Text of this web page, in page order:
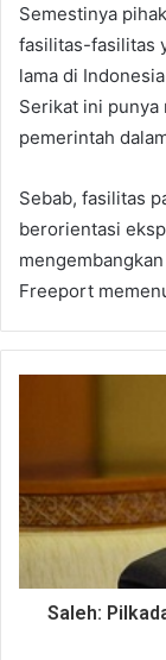
Semestinya
fasilitas-fasilitas
lama di
Serikat ini punya
pemerintah
Sebab, fasilitas
berorientasi
Freeport
Saleh: